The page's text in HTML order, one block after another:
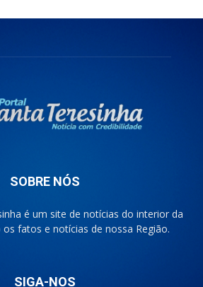
SOBRE NÓS
é um site de notícias do interior da
fatos e notícias de nossa Região.
SIGA-NOS